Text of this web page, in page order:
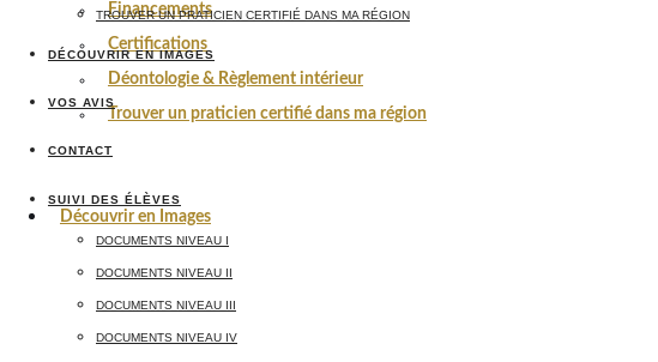
Financements
Certifications
Déontologie & Règlement intérieur
Trouver un praticien certifié dans ma région
Découvrir en Images
TROUVER UN PRATICIEN CERTIFIÉ DANS MA RÉGION
DÉCOUVRIR EN IMAGES
VOS AVIS
CONTACT
SUIVI DES ÉLÈVES
DOCUMENTS NIVEAU I
DOCUMENTS NIVEAU II
DOCUMENTS NIVEAU III
DOCUMENTS NIVEAU IV